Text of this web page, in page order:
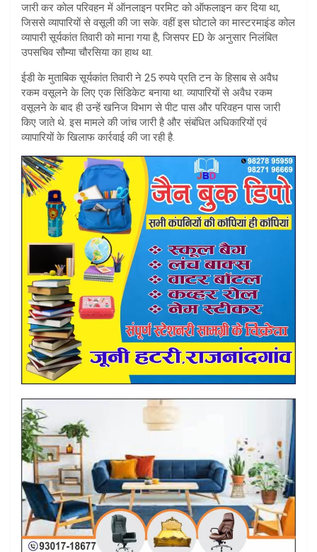
जारी कर कोल परिवहन में ऑनलाइन परमिट को ऑफलाइन कर दिया था,
जिससे व्यापारियों से वसूली की जा सके. वहीं इस घोटाले का मास्टरमाइंड कोल
व्यापारी सूर्यकांत तिवारी को माना गया है, जिसपर ED के अनुसार निलंबित
उपसचिव सौम्या चौरसिया का हाथ था.
ईडी के मुताबिक सूर्यकांत तिवारी ने 25 रुपये प्रति टन के हिसाब से अवैध
रकम वसूलने के लिए एक सिंडिकेट बनाया था. व्यापारियों से अवैध रकम
वसूलने के बाद ही उन्हें खनिज विभाग से पीट पास और परिवहन पास जारी
किए जाते थे. इस मामले की जांच जारी है और संबंधित अधिकारियों एवं
व्यापारियों के खिलाफ कार्रवाई की जा रही है.